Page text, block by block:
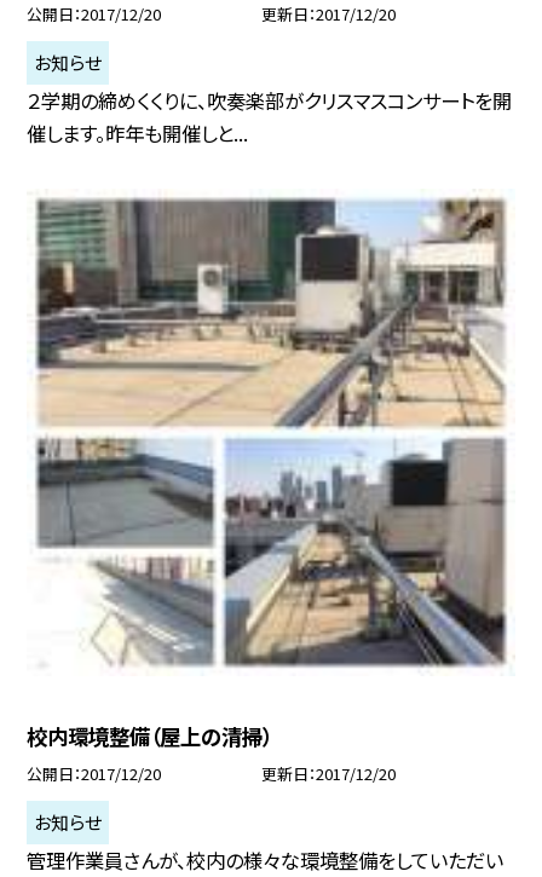
公開日 2017/12/20 更新日 2017/12/20
お知らせ
２学期の締めくくりに、吹奏楽部がクリスマスコンサートを開
催します。昨年も開催しと...
校内環境整備（屋上の清掃）
公開日 2017/12/20 更新日 2017/12/20
お知らせ
管理作業員さんが、校内の様々な環境整備をしていただい